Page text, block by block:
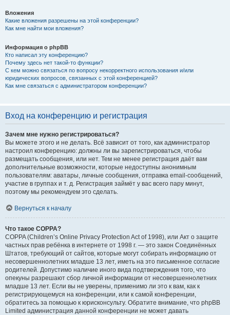
Вложения
Какие вложения разрешены на этой конференции?
Как мне найти мои вложения?
Информация о phpBB
Кто написал эту конференцию?
Почему здесь нет такой-то функции?
С кем можно связаться по вопросу некорректного использования и/или
юридических вопросов, связанных с этой конференцией?
Как мне связаться с администратором конференции?
Вход на конференцию и регистрация
Зачем мне нужно регистрироваться?
Вы можете этого и не делать. Всё зависит от того, как администратор
настроил конференцию: должны ли вы зарегистрироваться, чтобы
размещать сообщения, или нет. Тем не менее регистрация даёт вам
дополнительные возможности, которые недоступны анонимным
пользователям: аватары, личные сообщения, отправка email-сообщений,
участие в группах и т. д. Регистрация займёт у вас всего пару минут,
поэтому мы рекомендуем это сделать.
Вернуться к началу
Что такое COPPA?
COPPA (Children’s Online Privacy Protection Act of 1998), или Акт о защите
частных прав ребёнка в интернете от 1998 г. — это закон Соединённых
Штатов, требующий от сайтов, которые могут собирать информацию от
несовершеннолетних младше 13 лет, иметь на это письменное согласие
родителей. Допустимо наличие иного вида подтверждения того, что
опекуны разрешают сбор личной информации от несовершеннолетних
младше 13 лет. Если вы не уверены, применимо ли это к вам, как к
регистрирующемуся на конференции, или к самой конференции,
обратитесь за помощью к юрисконсульту. Обратите внимание, что phpBB
Limited администрация данной конференции не может давать